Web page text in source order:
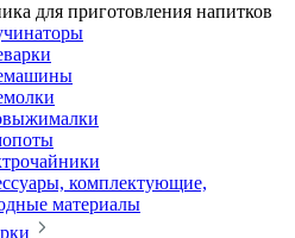
для приготовления напитков
комплектующие,
материалы